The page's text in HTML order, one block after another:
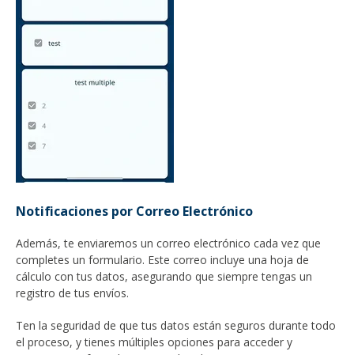
Notificaciones por Correo Electrónico
Además, te enviaremos un correo electrónico cada vez que
completes un formulario. Este correo incluye una hoja de
cálculo con tus datos, asegurando que siempre tengas un
registro de tus envíos.
Ten la seguridad de que tus datos están seguros durante todo
el proceso, y tienes múltiples opciones para acceder y